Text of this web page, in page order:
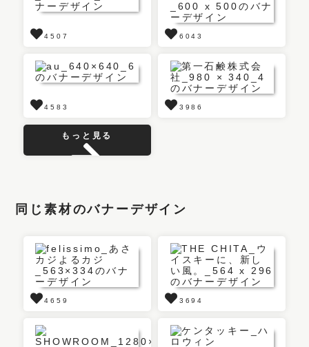
4507 6043
4583 3986
もっと見る
同じ素材のバナーデザイン
4659 3694